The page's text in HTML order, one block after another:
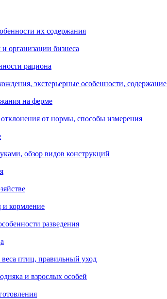
их содержания
организации бизнеса
рациона
экстерьерные особенности, содержание
на ферме
от нормы, способы измерения
обзор видов конструкций
и кормление
разведения
веса птиц, правильный уход
и взрослых особей